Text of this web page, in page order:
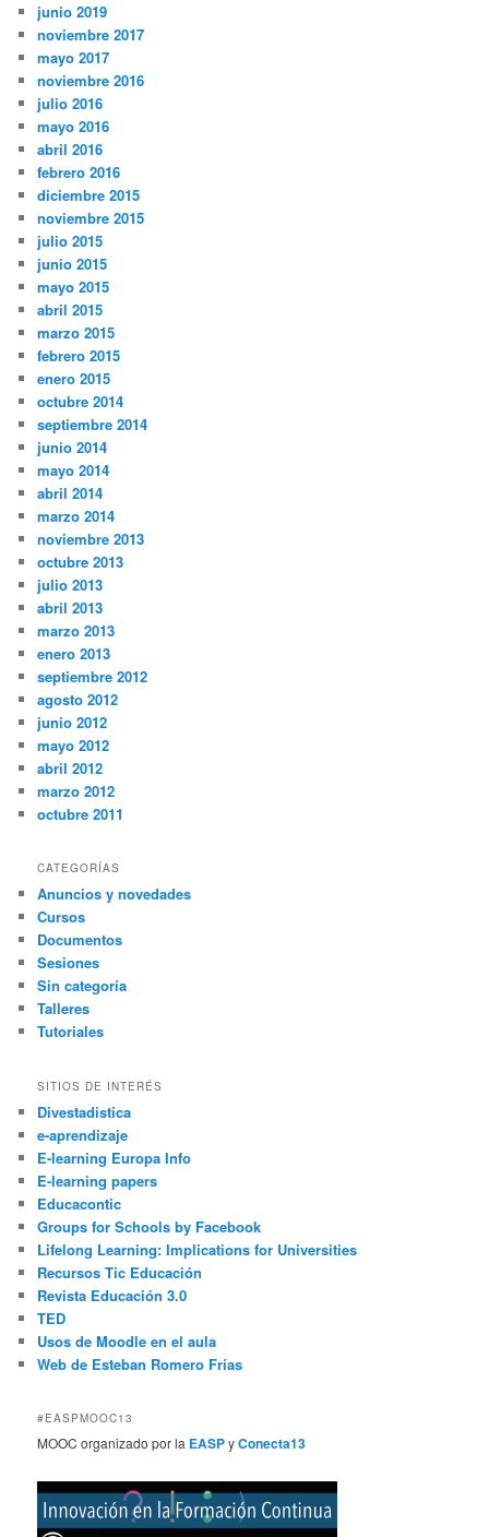
junio 2019
noviembre 2017
mayo 2017
noviembre 2016
julio 2016
mayo 2016
abril 2016
febrero 2016
diciembre 2015
noviembre 2015
julio 2015
junio 2015
mayo 2015
abril 2015
marzo 2015
febrero 2015
enero 2015
octubre 2014
septiembre 2014
junio 2014
mayo 2014
abril 2014
marzo 2014
noviembre 2013
octubre 2013
julio 2013
abril 2013
marzo 2013
enero 2013
septiembre 2012
agosto 2012
junio 2012
mayo 2012
abril 2012
marzo 2012
octubre 2011
CATEGORÍAS
Anuncios y novedades
Cursos
Documentos
Sesiones
Sin categoría
Talleres
Tutoriales
SITIOS DE INTERÉS
Divestadistica
e-aprendizaje
E-learning Europa Info
E-learning papers
Educacontic
Groups for Schools by Facebook
Lifelong Learning: Implications for Universities
Recursos Tic Educación
Revista Educación 3.0
TED
Usos de Moodle en el aula
Web de Esteban Romero Frías
#EASPMOOC13
MOOC organizado por la EASPyConecta13